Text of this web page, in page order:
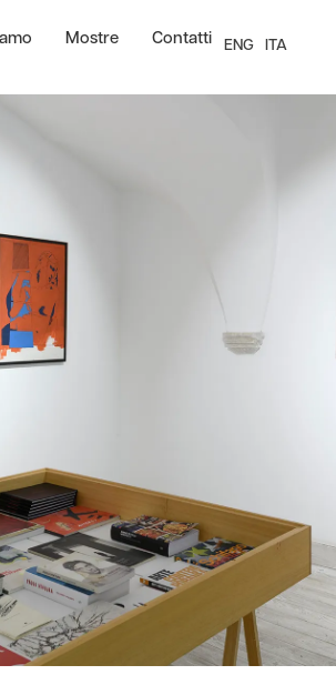
Mostre Contatti ENG ITA